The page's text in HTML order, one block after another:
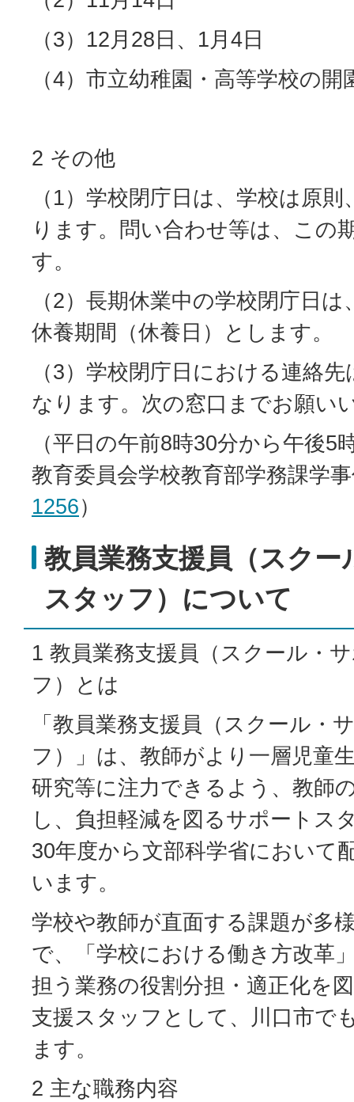
（3）12月28日、1月4日
（4）市立幼稚園・高等学校の
2 その他
（1）学校閉庁日は、学校は原
ります。問い合わせ等は、この
す。
（2）長期休業中の学校閉庁日
休養期間（休養日）とします。
（3）学校閉庁日における連絡
なります。次の窓口までお願い
（平日の午前8時30分から午後5
教育委員会学校教育部学務課学
1256）
教員業務支援員（スクー
スタッフ）について
1 教員業務支援員（スクール・
フ）とは
「教員業務支援員（スクール・
フ）」は、教師がより一層児童
研究等に注力できるよう、教師
し、負担軽減を図るサポートス
30年度から文部科学省において
います。
学校や教師が直面する課題が多
で、「学校における働き方改革
担う業務の役割分担・適正化を
支援スタッフとして、川口市で
ます。
2 主な職務内容